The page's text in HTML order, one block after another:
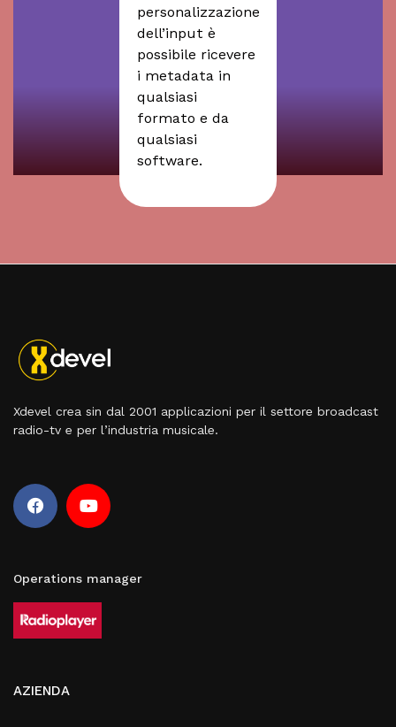
personalizzazione
dell’input è
possibile ricevere
i metadata in
qualsiasi
formato e da
qualsiasi
software.
Xdevel crea sin dal 2001 applicazioni per il settore broadcast
radio-tv e per l’industria musicale.
Operations manager
AZIENDA